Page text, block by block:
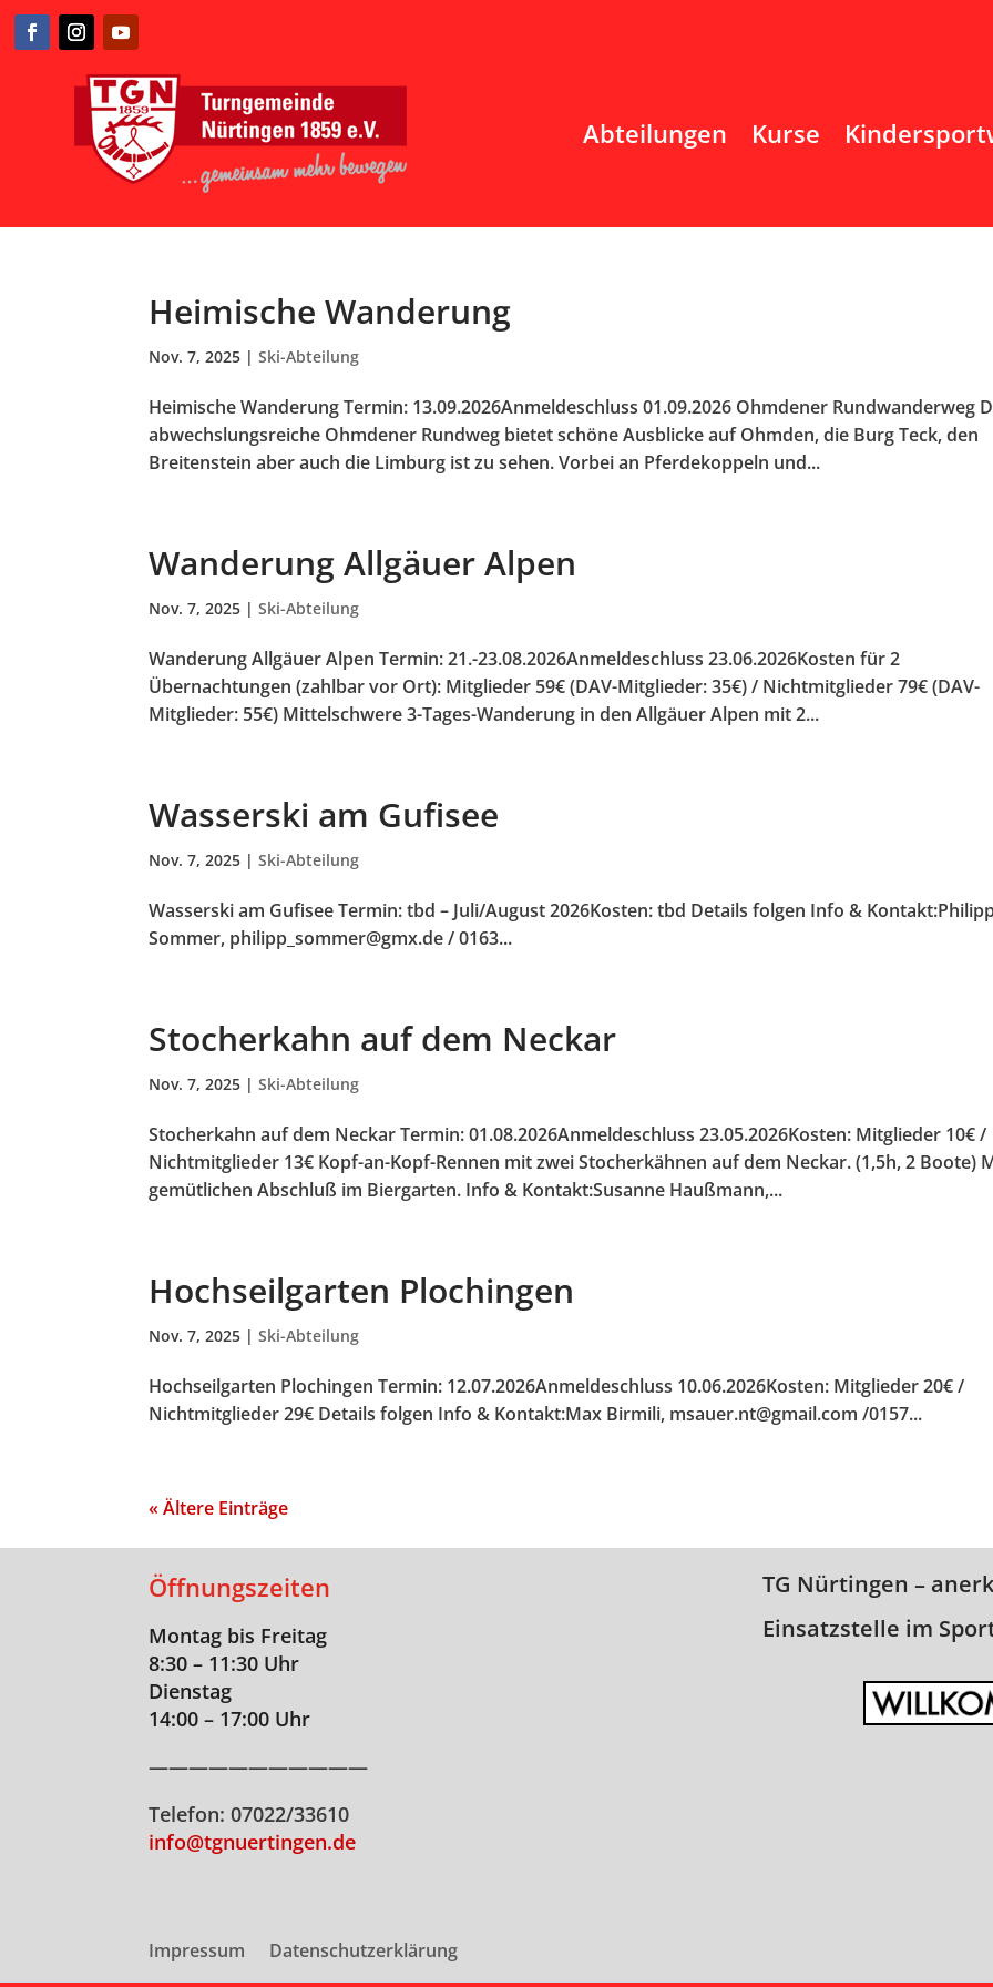
Abteilungen Kurse
Heimische Wanderung
Nov. 7, 2025 |Ski-Abteilung
Heimische Wanderung Termin: 13.09.2026Anmeldeschluss 01.09.2026 Ohmdener Rundwanderweg
abwechslungsreiche Ohmdener Rundweg bietet schöne Ausblicke auf Ohmden, die Burg Teck, den
Breitenstein aber auch die Limburg ist zu sehen. Vorbei an Pferdekoppeln und...
Wanderung Allgäuer Alpen
Nov. 7, 2025 |Ski-Abteilung
Wanderung Allgäuer Alpen Termin: 21.-23.08.2026Anmeldeschluss 23.06.2026Kosten für 2
Übernachtungen (zahlbar vor Ort): Mitglieder 59€ (DAV-Mitglieder: 35€) / Nichtmitglieder 79€ (DAV-
Mitglieder: 55€) Mittelschwere 3-Tages-Wanderung in den Allgäuer Alpen mit 2...
Wasserski am Gufisee
Nov. 7, 2025 |Ski-Abteilung
Wasserski am Gufisee Termin: tbd – Juli/August 2026Kosten: tbd Details folgen Info &
Sommer, philipp_sommer@gmx.de / 0163...
Stocherkahn auf dem Neckar
Nov. 7, 2025 |Ski-Abteilung
Stocherkahn auf dem Neckar Termin: 01.08.2026Anmeldeschluss 23.05.2026Kosten: Mitglieder 10€ /
Nichtmitglieder 13€ Kopf-an-Kopf-Rennen mit zwei Stocherkähnen auf dem Neckar. (1,5h, 2 Boote)
gemütlichen Abschluß im Biergarten. Info & Kontakt:Susanne Haußmann,...
Hochseilgarten Plochingen
Nov. 7, 2025 |Ski-Abteilung
Hochseilgarten Plochingen Termin: 12.07.2026Anmeldeschluss 10.06.2026Kosten: Mitglieder 20€ /
Nichtmitglieder 29€ Details folgen Info & Kontakt:Max Birmili, msauer.nt@gmail.com /0157...
« Ältere Einträge
Öffnungszeiten
Montag bis Freitag
8:30 – 11:30 Uhr
Dienstag
14:00 – 17:00 Uhr
———————————
Telefon: 07022/33610
info@tgnuertingen.de
TG Nürtingen –
Einsatzstelle im
Impressum Datenschutzerklärung